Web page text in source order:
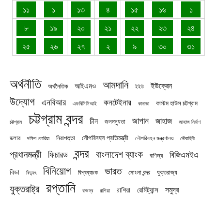
১১
১ ১৩ ৪ ১৫ ১৬
১
৮
১৯ ২০ ২১ ২২ ২৩
২৪
২৫
২৬ ২৭ ২ ৯ ৩০ ৩১
অর্থনীতি অর্থনৈতিক আইএমও আমদানি ইইউ ইউক্রেন
উদ্যোগ এনবিআর এফবিসিসিআই কনটেইনার কানাডা কাস্টম হাউস চট্টগ্রাম
চট্টগ্রাম চট্টগ্রাম বন্দর চীন জলদস্যুতা জাপান জাহাজ জাহাজ নির্মাণ
ডলার দক্ষিণ কোরিয়া নিরাপত্তা নৌপরিবহন প্রতিমন্ত্রী নৌপরিবহন মন্ত্রণালয় নৌবাহিনী
প্রধানমন্ত্রী ফিচারড বন্দর বাংলাদেশ ব্যাংক বাণিজ্য বিজিএমইএ
বিডা বিদ্যুৎ বিনিয়োগ বিশ্বব্যাংক ভারত মোংলা বন্দর যুক্তরাজ্য
যুক্তরাষ্ট্র রপ্তানি রাজস্ব রাশিয়া রাশিয়া রেমিট্যান্স সমুদ্র